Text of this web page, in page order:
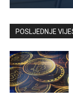
Kontaktirajte
POSLJEDNJE